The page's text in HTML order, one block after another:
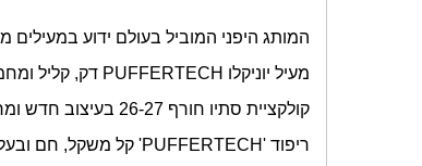
המותג היפני המוביל בעולם ידוע
מעיל יוניקלו PUFFERTECH דק, קליל
קולקציית סתיו חורף 26-27 בעיצוב חדש ומרענן
ריפוד 'PUFFERTECH' קל משקל, חם ובעל